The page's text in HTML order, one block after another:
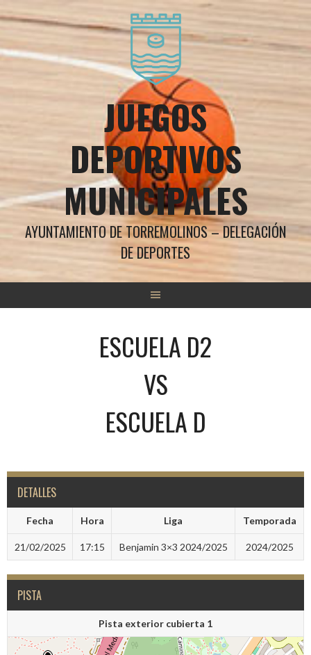
al
JUEGOS
DEPORTIVOS
MUNICIPALES
AYUNTAMIENTO DE TORREMOLINOS – DELEGACIÓN
DE DEPORTES
ESCUELA D2
VS
ESCUELA D
DETALLES
Fecha Hora Liga Temporada
21/02/2025 17:15 Benjamin 3×3 2024/2025 2024/2025
PISTA
Pista exterior cubierta 1